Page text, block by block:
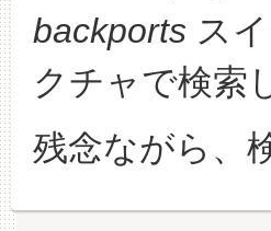
backports ス
クチャで検索
残念ながら、